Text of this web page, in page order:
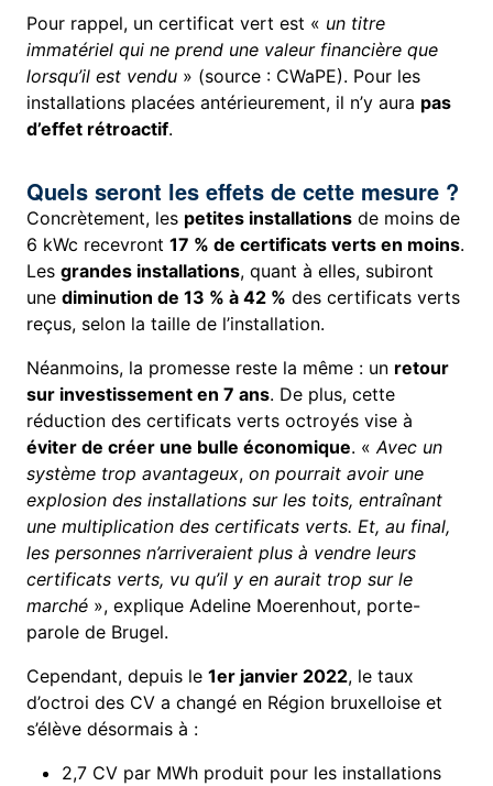
Pour rappel, un certificat vert est « un titre
immatériel qui ne prend une valeur financière que
lorsqu’il est vendu » (source : CWaPE). Pour les
installations placées antérieurement, il n’y aura pas
d’effet rétroactif.
Quels seront les effets de cette mesure ?
Concrètement, les petites installations de moins de
6 kWc recevront17 % de certificats verts en moins.
Lesgrandes installations, quant à elles, subiront
unediminution de 13 % à 42 % des certificats verts
reçus, selon la taille de l’installation.
Néanmoins, la promesse reste la même : un retour
sur investissement en 7 ans. De plus, cette
réduction des certificats verts octroyés vise à
éviter de créer une bulle économique. «Avec un
système trop avantageux,on pourrait avoir une
explosion des installations sur les toits, entraînant
une multiplication des certificats verts. Et, au final,
les personnes n’arriveraient plus à vendre leurs
certificats verts, vu qu’il y en aurait trop sur le
marché », explique Adeline Moerenhout, porte-
parole de Brugel.
Cependant, depuis le1er janvier 2022, le taux
d’octroi des CV a changé en Région bruxelloise et
s’élève désormais à :
2,7 CV par MWh produit pour les installations